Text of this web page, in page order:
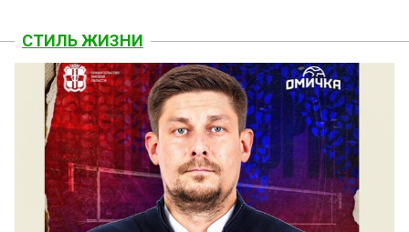
СТИЛЬ ЖИЗНИ